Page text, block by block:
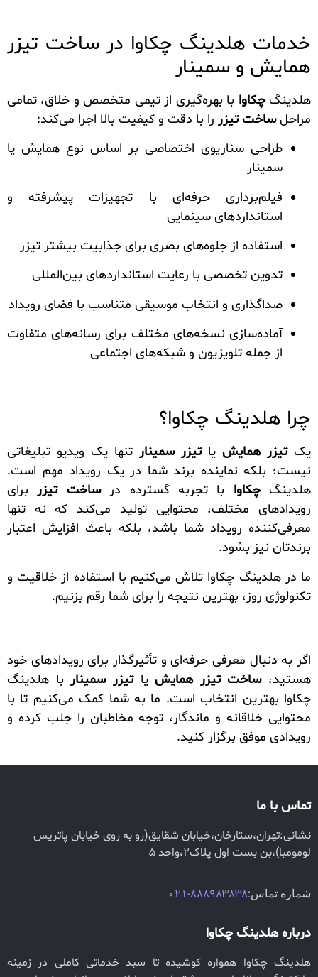
خدمات هلدینگ چکاوا در ساخت تیزر
همایش و سمینار
هلدینگچکاوا با بهره‌گیری از تیمی متخصص و خلاق، تمامی
مراحلساخت تیزر را با دقت و کیفیت بالا اجرا می‌کند:
طراحی سناریوی اختصاصی بر اساس نوع همایش یا
سمینار
فیلم‌برداری حرفه‌ای با تجهیزات پیشرفته و
استانداردهای سینمایی
استفاده از جلوه‌های بصری برای جذابیت بیشتر تیزر
تدوین تخصصی با رعایت استانداردهای بین‌المللی
صداگذاری و انتخاب موسیقی متناسب با فضای رویداد
آماده‌سازی نسخه‌های مختلف برای رسانه‌های متفاوت
از جمله تلویزیون و شبکه‌های اجتماعی
چرا هلدینگ چکاوا؟
یکتیزر همایش یاتیزر سمینار تنها یک ویدیو تبلیغاتی
نیست؛ بلکه نماینده برند شما در یک رویداد مهم است.
هلدینگچکاوا با تجربه گسترده درساخت تیزربرای
رویدادهای مختلف، محتوایی تولید می‌کند که نه تنها
معرفی‌کننده رویداد شما باشد، بلکه باعث افزایش اعتبار
برندتان نیز بشود.
ما در هلدینگ چکاوا تلاش می‌کنیم با استفاده از خلاقیت و
تکنولوژی روز، بهترین نتیجه را برای شما رقم بزنیم.
اگر به دنبال معرفی حرفه‌ای و تأثیرگذار برای رویدادهای خود
هستید،ساخت تیزر همایشیاتیزر سمیناربا هلدینگ
چکاوا بهترین انتخاب است. ما به شما کمک می‌کنیم تا با
محتوایی خلاقانه و ماندگار، توجه مخاطبان را جلب کرده و
رویدادی موفق برگزار کنید.
تماس با ما
نشانی:تهران،ستارخان،خیابان شقایق(رو به روی خیابان پاتریس
لومومبا)،بن بست اول پلاک2،واحد 5
شماره تماس:888983838-021
درباره هلدینگ چکاوا
هلدینگ چکاوا همواره کوشیده تا سبد خدماتی کاملی در زمینه